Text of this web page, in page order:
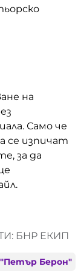
на
Само че
се изпичат
за да
БНР ЕКИП
Берон"